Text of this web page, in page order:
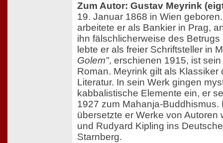
Zum Autor: Gustav Meyrink
19. Januar 1868 in Wien
arbeitete er als Bankier in Prag,
ihn fälschlicherweise des
lebte er als freier Schriftsteller in
Golem", erschienen 1915, ist
Roman. Meyrink gilt als Klassiker
Literatur. In sein Werk gingen
kabbalistische Elemente ein, er
1927 zum Mahanja-Buddhismus.
übersetzte er Werke von Autoren
und Rudyard Kipling ins
Starnberg.